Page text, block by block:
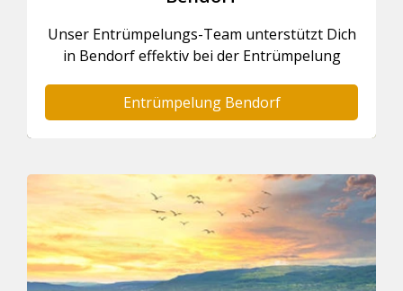
Unser Entrümpelungs-Team unterstützt Dich
in Bendorf effektiv bei der Entrümpelung
Entrümpelung Bendorf